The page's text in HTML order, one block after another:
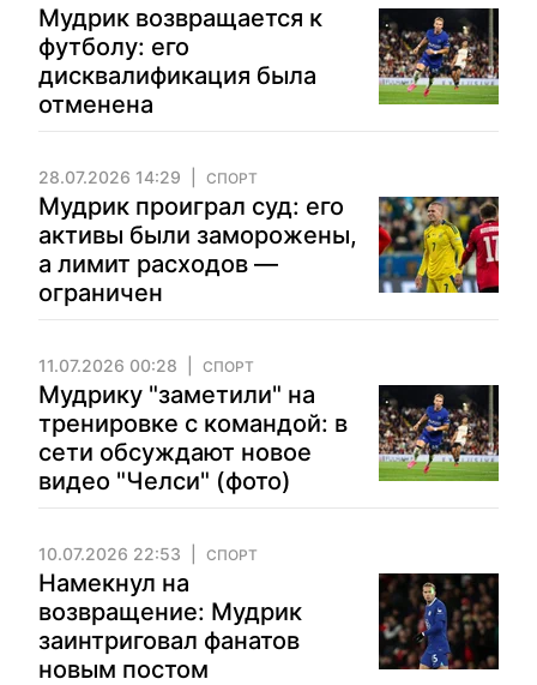
Мудрик возвращается к
футболу: его
дисквалификация была
отменена
28.07.2026 14:29 СПОРТ
Мудрик проиграл суд: его
активы были заморожены,
а лимит расходов —
ограничен
11.07.2026 00:28 СПОРТ
Мудрику "заметили" на
тренировке с командой: в
сети обсуждают новое
видео "Челси" (фото)
10.07.2026 22:53 СПОРТ
Намекнул на
возвращение: Мудрик
заинтриговал фанатов
новым постом